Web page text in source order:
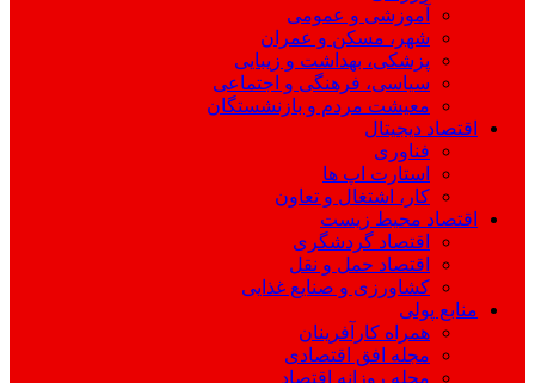
آموزشی و عمومی
شهر، مسکن و عمران
پزشکی، بهداشت و زیبایی
سیاسی، فرهنگی و اجتماعی
معیشت مردم و بازنشستگان
اقتصاد دیجیتال
فناوری
استارت اپ ها
کار، اشتغال و تعاون
اقتصاد محیط زیست
اقتصاد گردشگری
اقتصاد حمل و نقل
کشاورزی و صنایع غذایی
منابع پولی
همراه کارآفرینان
مجله افق اقتصادی
مجله روزانه اقتصاد